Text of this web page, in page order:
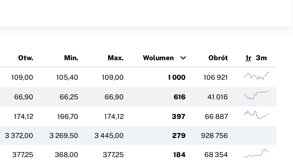
Otw. Min. Max. Wolumen Obrót 1r 3m
109,00 105,40 109,00 1 000 106 921
66,90 66,25 66,90 616 41 016
174,12 166,70 174,12 397 66 887
3 372,00 3 269,50 3 445,00 279 928 756
377,25 368,00 377,25 184 68 354